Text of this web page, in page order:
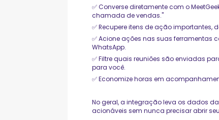
✅ Converse diretamente com o
chamada de vendas."
✅ Recupere itens de ação
✅ Acione ações nas suas ferramentas
WhatsApp.
✅ Filtre quais reuniões são enviadas
para você.
✅ Economize horas em
No geral, a integração leva os dados
acionáveis sem nunca precisar abrir